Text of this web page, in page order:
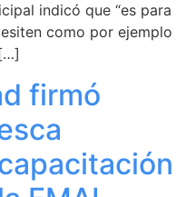
indicó que “es para
como por ejemplo
firmó